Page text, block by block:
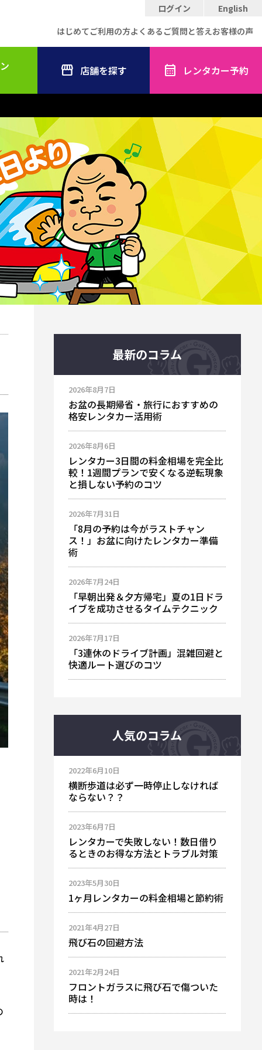
ログイン
English
はじめてご利用の方よくあるご質問と答えお客様の声
店舗を探す レンタカー予約
最新のコラム
2026年8月7日
お盆の長期帰省・旅行におすすめの
格安レンタカー活用術
2026年8月6日
レンタカー3日間の料金相場を完全比
較！1週間プランで安くなる逆転現象
と損しない予約のコツ
2026年7月31日
「8月の予約は今がラストチャン
ス！」お盆に向けたレンタカー準備
術
2026年7月24日
「早朝出発＆夕方帰宅」夏の1日ドラ
イブを成功させるタイムテクニック
2026年7月17日
「3連休のドライブ計画」混雑回避と
快適ルート選びのコツ
人気のコラム
2022年6月10日
横断歩道は必ず一時停止しなければ
ならない？？
2023年6月7日
レンタカーで失敗しない！数日借り
るときのお得な方法とトラブル対策
2023年5月30日
1ヶ月レンタカーの料金相場と節約術
2021年4月27日
飛び石の回避方法
2021年2月24日
フロントガラスに飛び石で傷ついた
時は！